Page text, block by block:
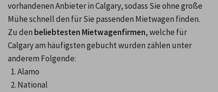
vorhandenen Anbieter in Calgary, sodass Sie ohne große
Mühe schnell den für Sie passenden Mietwagen finden.
Zu den beliebtesten Mietwagenfirmen, welche für
Calgary am häufigsten gebucht wurden zählen unter
anderem Folgende:
Alamo
National